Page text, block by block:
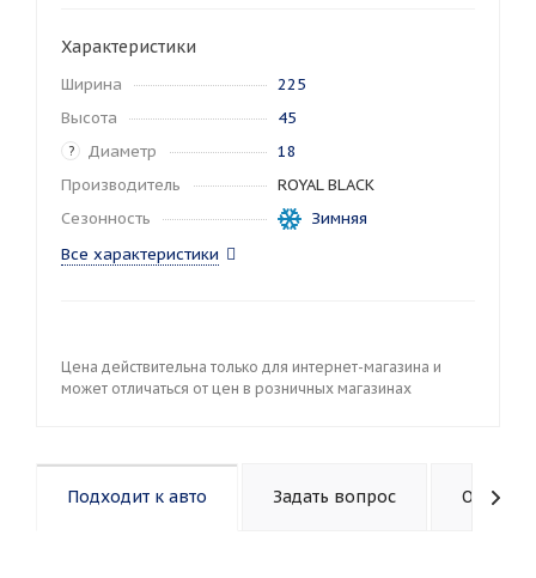
Характеристики
Ширина
225
Высота
45
? Диаметр
18
Производитель
ROYAL BLACK
Сезонность
Зимняя
Все характеристики
Цена действительна только для интернет-магазина и
может отличаться от цен в розничных магазинах
Подходит к авто Задать вопрос